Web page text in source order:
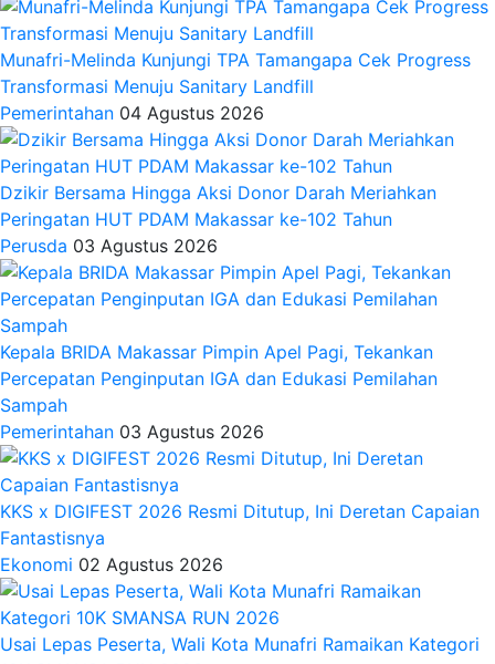
Munafri-Melinda Kunjungi TPA Tamangapa Cek Progress
Transformasi Menuju Sanitary Landfill
Pemerintahan 04 Agustus 2026
Dzikir Bersama Hingga Aksi Donor Darah Meriahkan
Peringatan HUT PDAM Makassar ke-102 Tahun
Perusda 03 Agustus 2026
Kepala BRIDA Makassar Pimpin Apel Pagi, Tekankan
Percepatan Penginputan IGA dan Edukasi Pemilahan
Sampah
Pemerintahan 03 Agustus 2026
KKS x DIGIFEST 2026 Resmi Ditutup, Ini Deretan Capaian
Fantastisnya
Ekonomi 02 Agustus 2026
Usai Lepas Peserta, Wali Kota Munafri Ramaikan Kategori